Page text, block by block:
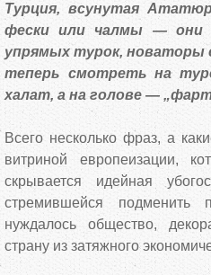
Турция, всунутая
фески или чалмы — они
упрямых турок, новаторы
теперь смотреть на
халат, а на голове —
Всего несколько фраз, а
витриной европеизации,
скрывается идейная
стремившейся подменить
нуждалось общество,
страну из затяжного